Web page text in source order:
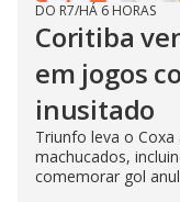
DO R7/HÁ 6 HORAS
Coritiba
em jogos
inusitado
Triunfo leva o
machucados,
comemorar gol